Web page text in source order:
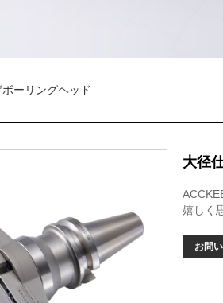
ーリングヘッド
大径
嬉しく
お問